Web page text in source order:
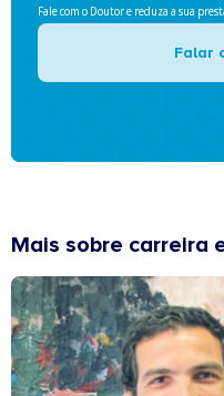
Fale com o Doutor e reduza a sua
Falar
Mais sobre carreira